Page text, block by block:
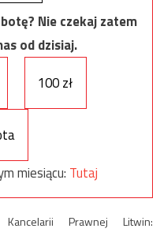
Nie czekaj zatem
od dzisiaj.
100 zł
miesiącu: Tutaj
Prawnej Litwin: